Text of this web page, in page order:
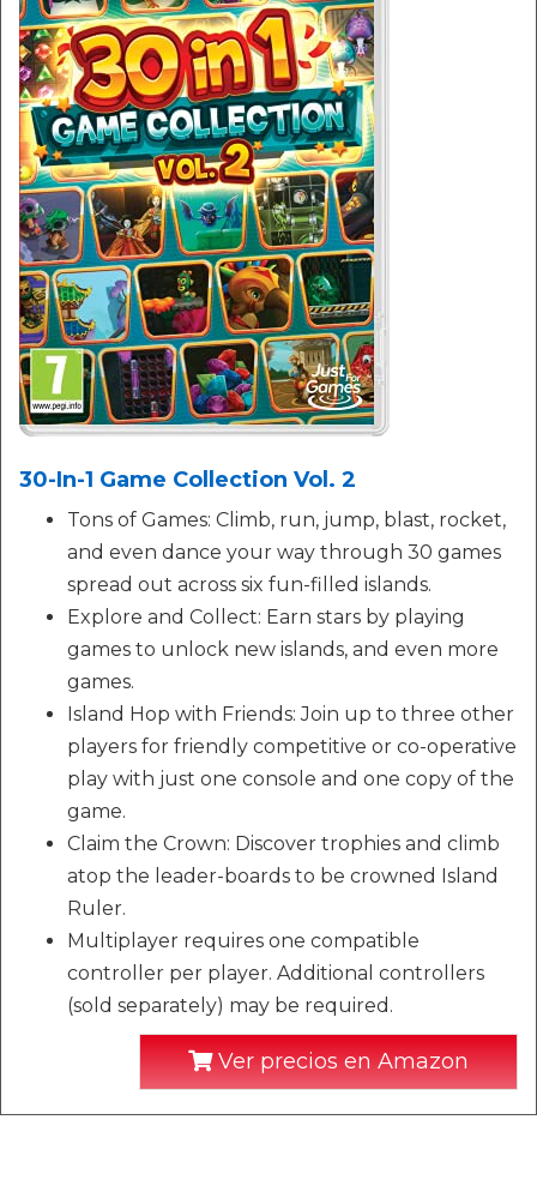
30-In-1 Game Collection Vol. 2
Tons of Games: Climb, run, jump, blast, rocket,
and even dance your way through 30 games
spread out across six fun-filled islands.
Explore and Collect: Earn stars by playing
games to unlock new islands, and even more
games.
Island Hop with Friends: Join up to three other
players for friendly competitive or co-operative
play with just one console and one copy of the
game.
Claim the Crown: Discover trophies and climb
atop the leader-boards to be crowned Island
Ruler.
Multiplayer requires one compatible
controller per player. Additional controllers
(sold separately) may be required.
Ver precios en Amazon